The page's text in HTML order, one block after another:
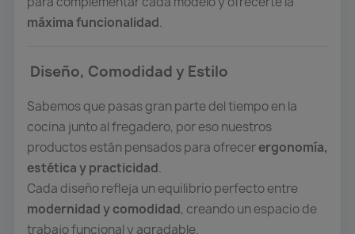
máxima funcionalidad.
Diseño, Comodidad y Estilo
Sabemos que pasas gran parte del tiempo en la
cocina junto al fregadero, por eso nuestros
productos están pensados para ofrecerergonomía,
estética y practicidad.
Cada diseño refleja un equilibrio perfecto entre
modernidad y comodidad, creando un espacio de
trabajo funcional y agradable.